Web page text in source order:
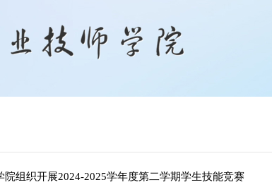
组织开展2024-2025学年度第二学期学生技能竞赛